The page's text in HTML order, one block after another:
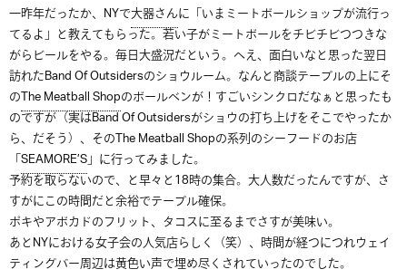
一昨年だったか、NYで大器さんに「いまミートボールショップが流行っ
てるよ」と教えてもらった。若い子がミートボールをチビチビつつきな
がらビールをやる。毎日大盛況だという。へえ、面白いなと思った翌日
訪れたBand Of Outsidersのショウルーム。なんと商談テーブルの上にそ
のThe Meatball Shopのボールベンが！すごいシンクロだなぁと思ったも
のですが（実はBand Of Outsidersがショウの打ち上げをそこでやったか
ら、だそう）、そのThe Meatball Shopの系列のシーフードのお店
「SEAMORE’S」に行ってみました。
予約を取らないので、と早々と18時の集合。大人数だったんですが、さ
すがにこの時間だと余裕でテーブル確保。
ポキやアボカドのフリット、タコスに至るまでさすが美味い。
あとNYにおける女子会の人気店らしく（笑）、時間が経つにつれウェイ
ティングバー周辺は黄色い声で埋め尽くされていったのでした。